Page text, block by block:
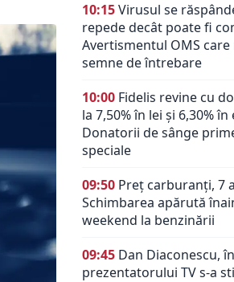
10:15Virusul se
repede decât poate fi
Avertismentul OMS
semne de întrebare
10:00 Fidelis revine cu
la 7,50% în lei și 6,30% în
Donatorii de sânge
speciale
09:50 Preț carburanți, 7
Schimbarea apărută
weekend la benzinării
09:45 Dan Diaconescu,
prezentatorului TV s-a